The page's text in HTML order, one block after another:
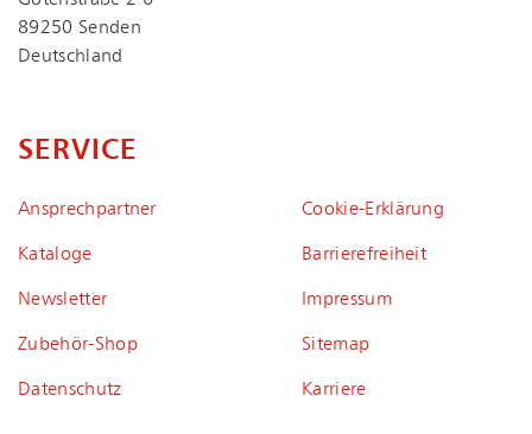
89250 Senden
Deutschland
SERVICE
Ansprechpartner
Kataloge
Newsletter
Zubehör-Shop
Datenschutz
Coo­kie-Er­klä­rung
Bar­rie­re­frei­heit
Impressum
Sitemap
Karriere